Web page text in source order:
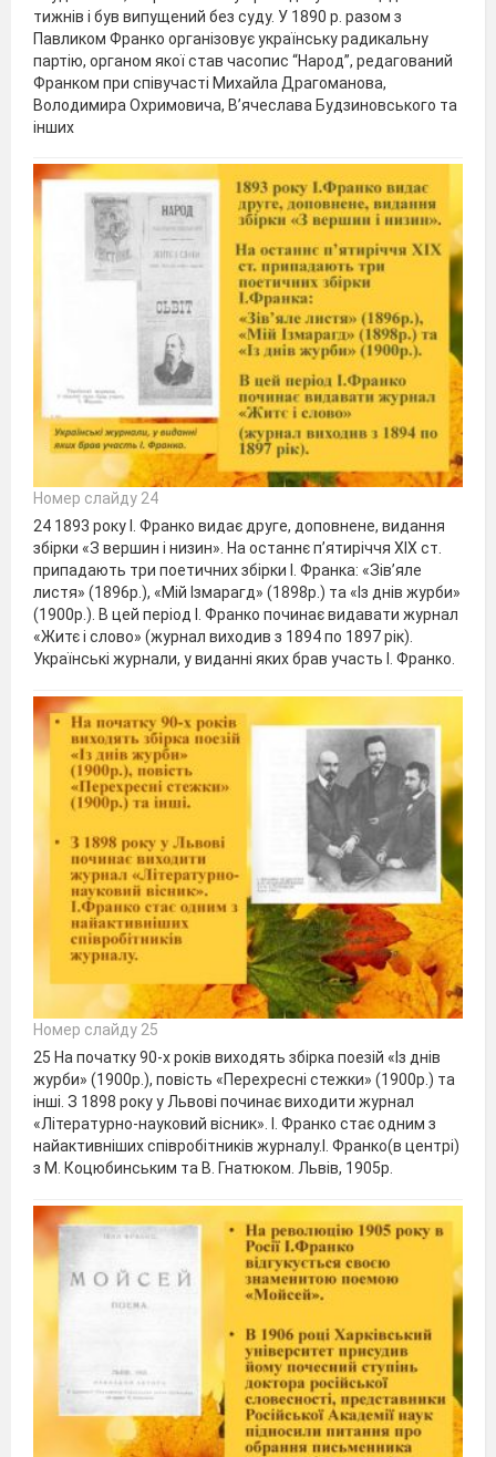
тижнів і був випущений без суду. У 1890 р. разом з
Павликом Франко організовує українську радикальну
партію, органом якої став часопис “Народ”, редагований
Франком при співучасті Михайла Драгоманова,
Володимира Охримовича, В’ячеслава Будзиновського та
інших
Номер слайду 24
24 1893 року І. Франко видає друге, доповнене, видання
збірки «З вершин і низин». На останнє п’ятиріччя ХІХ ст.
припадають три поетичних збірки І. Франка: «Зів’яле
листя» (1896р.), «Мій Ізмарагд» (1898р.) та «Із днів журби»
(1900р.). В цей період І. Франко починає видавати журнал
«Житє і слово» (журнал виходив з 1894 по 1897 рік).
Українські журнали, у виданні яких брав участь І. Франко.
Номер слайду 25
25 На початку 90-х років виходять збірка поезій «Із днів
журби» (1900р.), повість «Перехресні стежки» (1900р.) та
інші. З 1898 року у Львові починає виходити журнал
«Літературно-науковий вісник». І. Франко стає одним з
найактивніших співробітників журналу.І. Франко(в центрі)
з М. Коцюбинським та В. Гнатюком. Львів, 1905р.